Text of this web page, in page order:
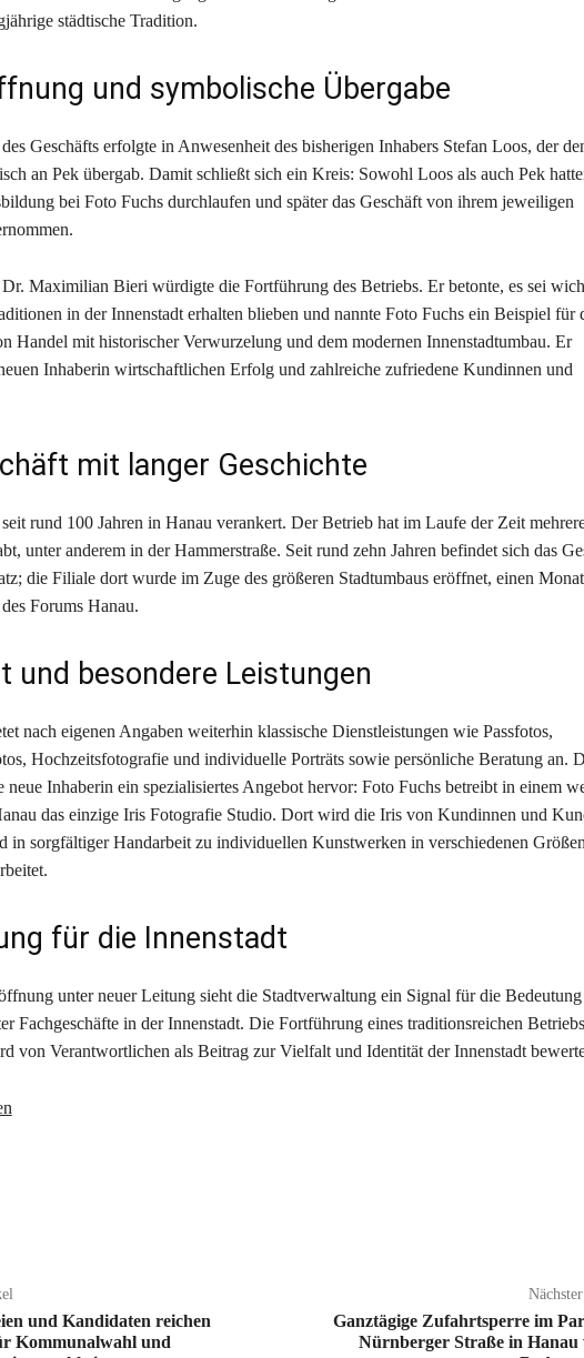
städtische Tradition.
und symbolische Übergabe
Geschäfts erfolgte in Anwesenheit des bisherigen Inhabers Stefan Loos, der
an Pek übergab. Damit schließt sich ein Kreis: Sowohl Loos als auch Pek
bei Foto Fuchs durchlaufen und später das Geschäft von ihrem jeweiligen
Maximilian Bieri würdigte die Fortführung des Betriebs. Er betonte, es sei
in der Innenstadt erhalten blieben und nannte Foto Fuchs ein Beispiel für
Handel mit historischer Verwurzelung und dem modernen Innenstadtumbau. Er
Inhaberin wirtschaftlichen Erfolg und zahlreiche zufriedene Kundinnen und
mit langer Geschichte
rund 100 Jahren in Hanau verankert. Der Betrieb hat im Laufe der Zeit
unter anderem in der Hammerstraße. Seit rund zehn Jahren befindet sich das
die Filiale dort wurde im Zuge des größeren Stadtumbaus eröffnet, einen
Forums Hanau.
und besondere Leistungen
nach eigenen Angaben weiterhin klassische Dienstleistungen wie Passfotos,
Hochzeitsfotografie und individuelle Porträts sowie persönliche Beratung an.
neue Inhaberin ein spezialisiertes Angebot hervor: Foto Fuchs betreibt in einem
das einzige Iris Fotografie Studio. Dort wird die Iris von Kundinnen und
in sorgfältiger Handarbeit zu individuellen Kunstwerken in verschiedenen
für die Innenstadt
unter neuer Leitung sieht die Stadtverwaltung ein Signal für die Bedeutung
Fachgeschäfte in der Innenstadt. Die Fortführung eines traditionsreichen
von Verantwortlichen als Beitrag zur Vielfalt und Identität der Innenstadt
und Kandidaten reichen
Kommunalwahl und
Ganztägige Zufahrtsperre im
Nürnberger Straße in Hanau